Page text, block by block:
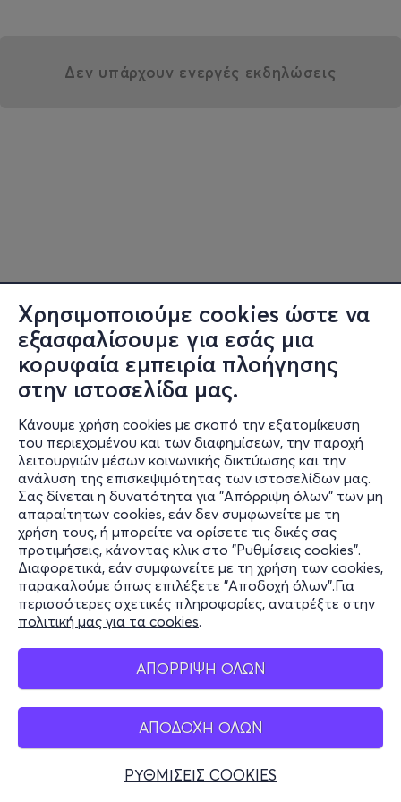
Χρησιμοποιούμε cookies ώστε να
εξασφαλίσουμε για εσάς μια
κορυφαία εμπειρία πλοήγησης
στην ιστοσελίδα μας.
Κάνουμε χρήση cookies με σκοπό την εξατομίκευση
του περιεχομένου και των διαφημίσεων, την παροχή
λειτουργιών μέσων κοινωνικής δικτύωσης και την
ανάλυση της επισκεψιμότητας των ιστοσελίδων μας.
Σας δίνεται η δυνατότητα για "Απόρριψη όλων" των μη
απαραίτητων cookies, εάν δεν συμφωνείτε με τη
χρήση τους, ή μπορείτε να ορίσετε τις δικές σας
προτιμήσεις, κάνοντας κλικ στο "Ρυθμίσεις cookies".
Διαφορετικά, εάν συμφωνείτε με τη χρήση των cookies,
παρακαλούμε όπως επιλέξετε "Αποδοχή όλων".Για
περισσότερες σχετικές πληροφορίες, ανατρέξτε στην
πολιτική μας για τα cookies.
ΑΠΟΡΡΙΨΗ ΟΛΩΝ
ΑΠΟΔΟΧΗ ΟΛΩΝ
ΡΥΘΜΙΣΕΙΣ COOKIES
Δεν υπάρχουν ενεργές εκδηλώσεις